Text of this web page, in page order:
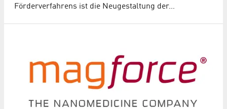
Förderverfahrens ist die Neugestaltung der…